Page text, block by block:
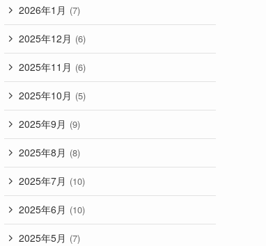
2026年1月 (7)
2025年12月 (6)
2025年11月 (6)
2025年10月 (5)
2025年9月 (9)
2025年8月 (8)
2025年7月 (10)
2025年6月 (10)
2025年5月 (7)